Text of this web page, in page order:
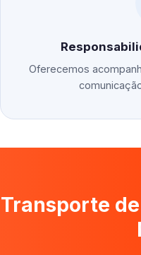
Oferecemos
Transporte